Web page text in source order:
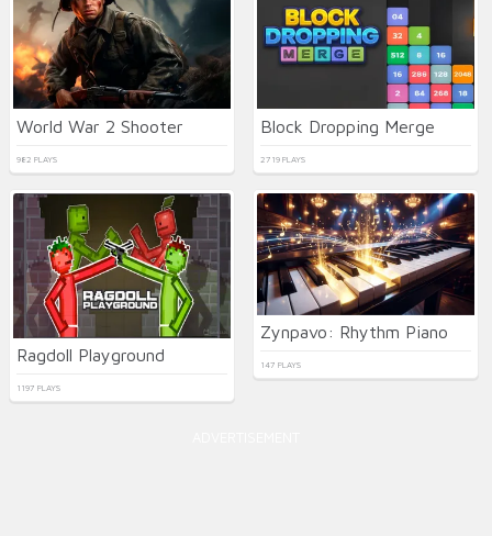
World War 2 Shooter
982 PLAYS
Block Dropping Merge
2719 PLAYS
Ragdoll Playground
1197 PLAYS
Zynpavo: Rhythm Piano
147 PLAYS